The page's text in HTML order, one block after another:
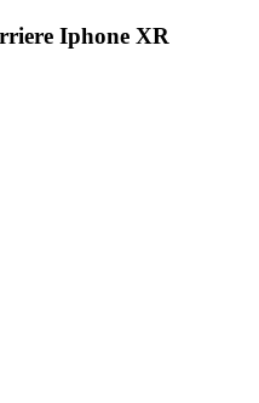
Iphone XR